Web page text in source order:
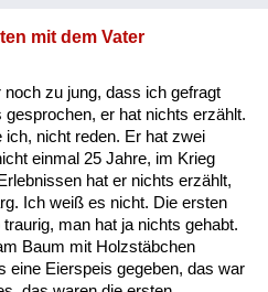
mit dem Vater
zu jung, dass ich gefragt
gesprochen, er hat nichts erzählt.
ich, nicht reden. Er hat zwei
einmal 25 Jahre, im Krieg
hat er nichts erzählt,
Ich weiß es nicht. Die ersten
man hat ja nichts gehabt.
Baum mit Holzstäbchen
eine Eierspeis gegeben, das war